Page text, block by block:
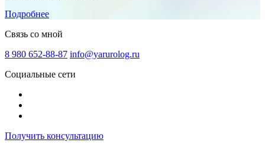
Подробнее
Связь со мной
8 980 652-88-87 info@yarurolog.ru
Социальные сети
Получить консультацию